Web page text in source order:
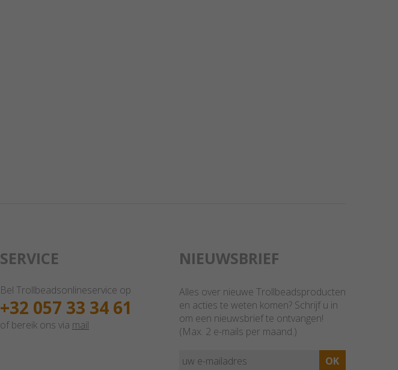
SERVICE
Bel Trollbeadsonlineservice op
+32 057 33 34 61
of bereik ons via mail
NIEUWSBRIEF
Alles over nieuwe Trollbeadsproducten
en acties te weten komen? Schrijf u in
om een nieuwsbrief te ontvangen!
(Max. 2 e-mails per maand.)